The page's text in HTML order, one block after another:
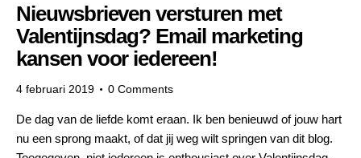
Nieuwsbrieven versturen met
Valentijnsdag? Email marketing
kansen voor iedereen!
4 februari 2019 0 Comments
De dag van de liefde komt eraan. Ik ben benieuwd of jouw hart
nu een sprong maakt, of dat jij weg wilt springen van dit blog.